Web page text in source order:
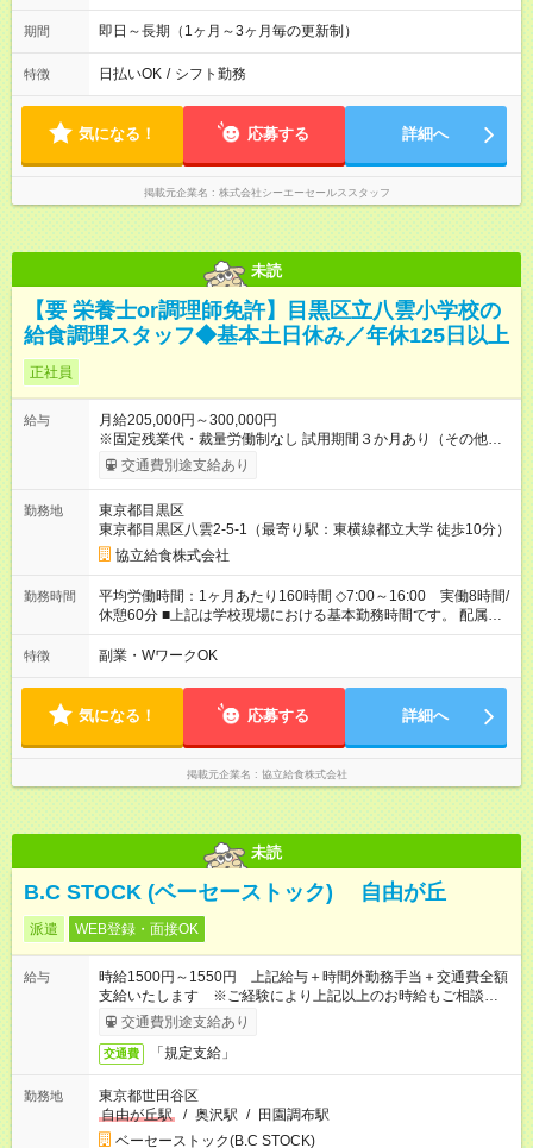
20:30※土日祝勤務できる方歓迎
期間 即日～長期（1ヶ月～3ヶ月毎の更新制）
特徴 日払いOK / シフト勤務
気になる！ 応募する 詳細へ
掲載元企業名 株式会社シーエーセールススタッフ
未読
【要 栄養士or調理師免許】目黒区立八雲小学校の
給食調理スタッフ◆基本土日休み／年休125日以上
正社員
給与
月給205,000円～300,000円
※固定残業代・裁量労働制なし 試用期間３か月あり（その他雇
用条件に変更無し） 賞与あり（年２回） 交通費支給（社内規定
による） 【試用期間】試用期間あり 試用期間の長さ：3ヶ月 雇
交通費別途支給あり
勤務地
東京都目黒区
東京都目黒区八雲2-5-1（最寄り駅：東横線都立大学 徒歩10分）
協立給食株式会社
勤務時間
平均労働時間：1ヶ月あたり160時間 ◇7:00～16:00 実働8時間/
休憩60分 ■上記は学校現場における基本勤務時間です。 配属先
により始業時間・終業時間が多少前後します。 ■学校現場配属の
社員を対象に、1年単位の変形労働時間制を導入しております。
れます。 平均労働時間：1ヶ月あたり160時間 ◇7:00～16:00
実働8時間/休憩60分 ■上記は学校現場における基本勤務時間で
す。 配属先により始業時間・終業時間が多少前後します。 ■学
校現場配属の社員を対象に、1年単位の変形労働時間制を導入し
ております。 ■労働時間8時間未満となる勤務日でも、「1日勤
務」として扱われます。
特徴 副業・WワークOK
気になる！ 応募する 詳細へ
掲載元企業名 協立給食株式会社
未読
B.C STOCK (ベーセーストック) 自由が丘
派遣 WEB登録・面接OK
給与
時給1500円～1550円 上記給与＋時間外勤務手当＋交通費全額
支給いたします ※ご経験により上記以上のお時給もご相談させ
ていただきます ※時間外手当はお時給の1.25倍です！
交通費別途支給あり
交通費 「規定支給」
勤務地
東京都世田谷区
自由が丘駅
/ 奥沢駅 / 田園調布駅
ベーセーストック(B.C STOCK)